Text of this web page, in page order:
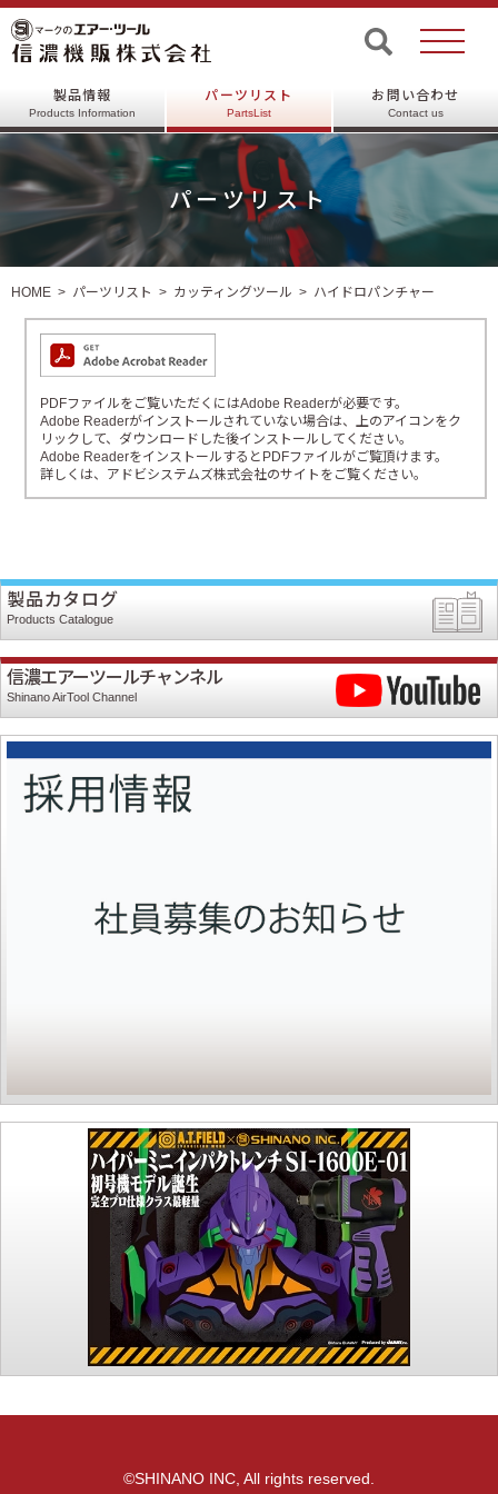
製品情報
Products Information
パーツリスト
PartsList
お問い合わせ
Contact us
パーツリスト
HOME パーツリスト カッティングツール ハイドロパンチャー
PDFファイルをご覧いただくにはAdobe Readerが必要です。
Adobe Readerがインストールされていない場合は、上のアイコンをク
リックして、ダウンロードした後インストールしてください。
Adobe ReaderをインストールするとPDFファイルがご覧頂けます。
詳しくは、アドビシステムズ株式会社のサイトをご覧ください。
製品カタログ
Products Catalogue
信濃エアーツールチャンネル
Shinano AirTool Channel
©SHINANO INC, All rights reserved.